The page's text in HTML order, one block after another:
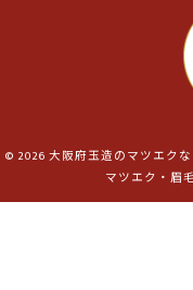
© 2026 大阪府玉造のマツエク
マツエク・眉